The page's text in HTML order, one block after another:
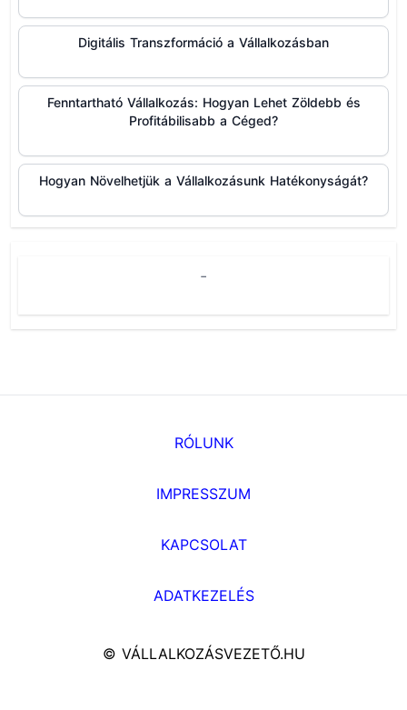
Digitális Transzformáció a Vállalkozásban
Fenntartható Vállalkozás: Hogyan Lehet Zöldebb és
Profitábilisabb a Céged?
Hogyan Növelhetjük a Vállalkozásunk Hatékonyságát?
-
RÓLUNK
IMPRESSZUM
KAPCSOLAT
ADATKEZELÉS
© VÁLLALKOZÁSVEZETŐ.HU